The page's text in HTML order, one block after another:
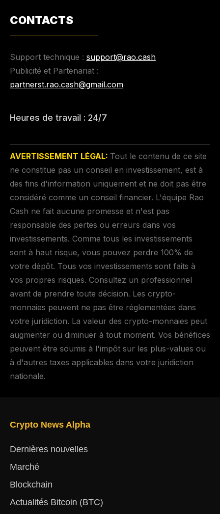
CONTACTS
Support technique : support@rao.cash
Publicité et Partenariat :
partnerst.rao.cash@gmail.com
Heures de travail : 24/7
AVERTISSEMENT LÉGAL: Tout le contenu de ce site
ne constitue pas un conseil en investissement, est à
des fins d'information uniquement et ne doit pas être
considéré comme un conseil financier. L'équipe Rao
Cash ne fait aucune promesse et n'est pas
responsable des pertes ou erreurs dans vos
investissements. Comme tous les investissements
sont à haut risque, vous pouvez perdre 100% de
votre dépôt. Tous vos investissements sont faits à
vos propres risques. Consultez un professionnel
avant de prendre toute décision. Les crypto-
monnaies peuvent ne pas être réglementées dans
votre juridiction. La valeur des crypto-monnaies peut
augmenter ou diminuer à tout moment. Vos bénéfices
peuvent être soumis à l'impôt sur les plus-values ou
à d'autres taxes applicables dans votre juridiction
nationale.
Crypto News Alpha
Dernières nouvelles
Marché
Blockchain
Actualités Bitcoin (BTC)